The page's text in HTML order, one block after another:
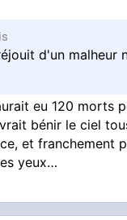
d'un malheur
eu 120 morts
bénir le ciel
et franchement
yeux…